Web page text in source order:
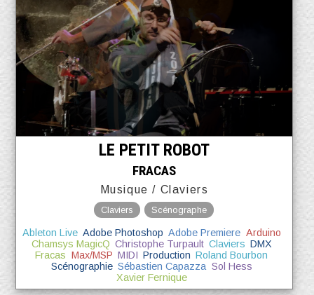
LE PETIT ROBOT
FRACAS
Musique / Claviers
Claviers Scénographe
Ableton Live Adobe Photoshop Adobe Premiere Arduino
Chamsys MagicQ Christophe Turpault Claviers DMX
Fracas Max/MSP MIDI Production Roland Bourbon
Scénographie Sébastien Capazza Sol Hess
Xavier Fernique